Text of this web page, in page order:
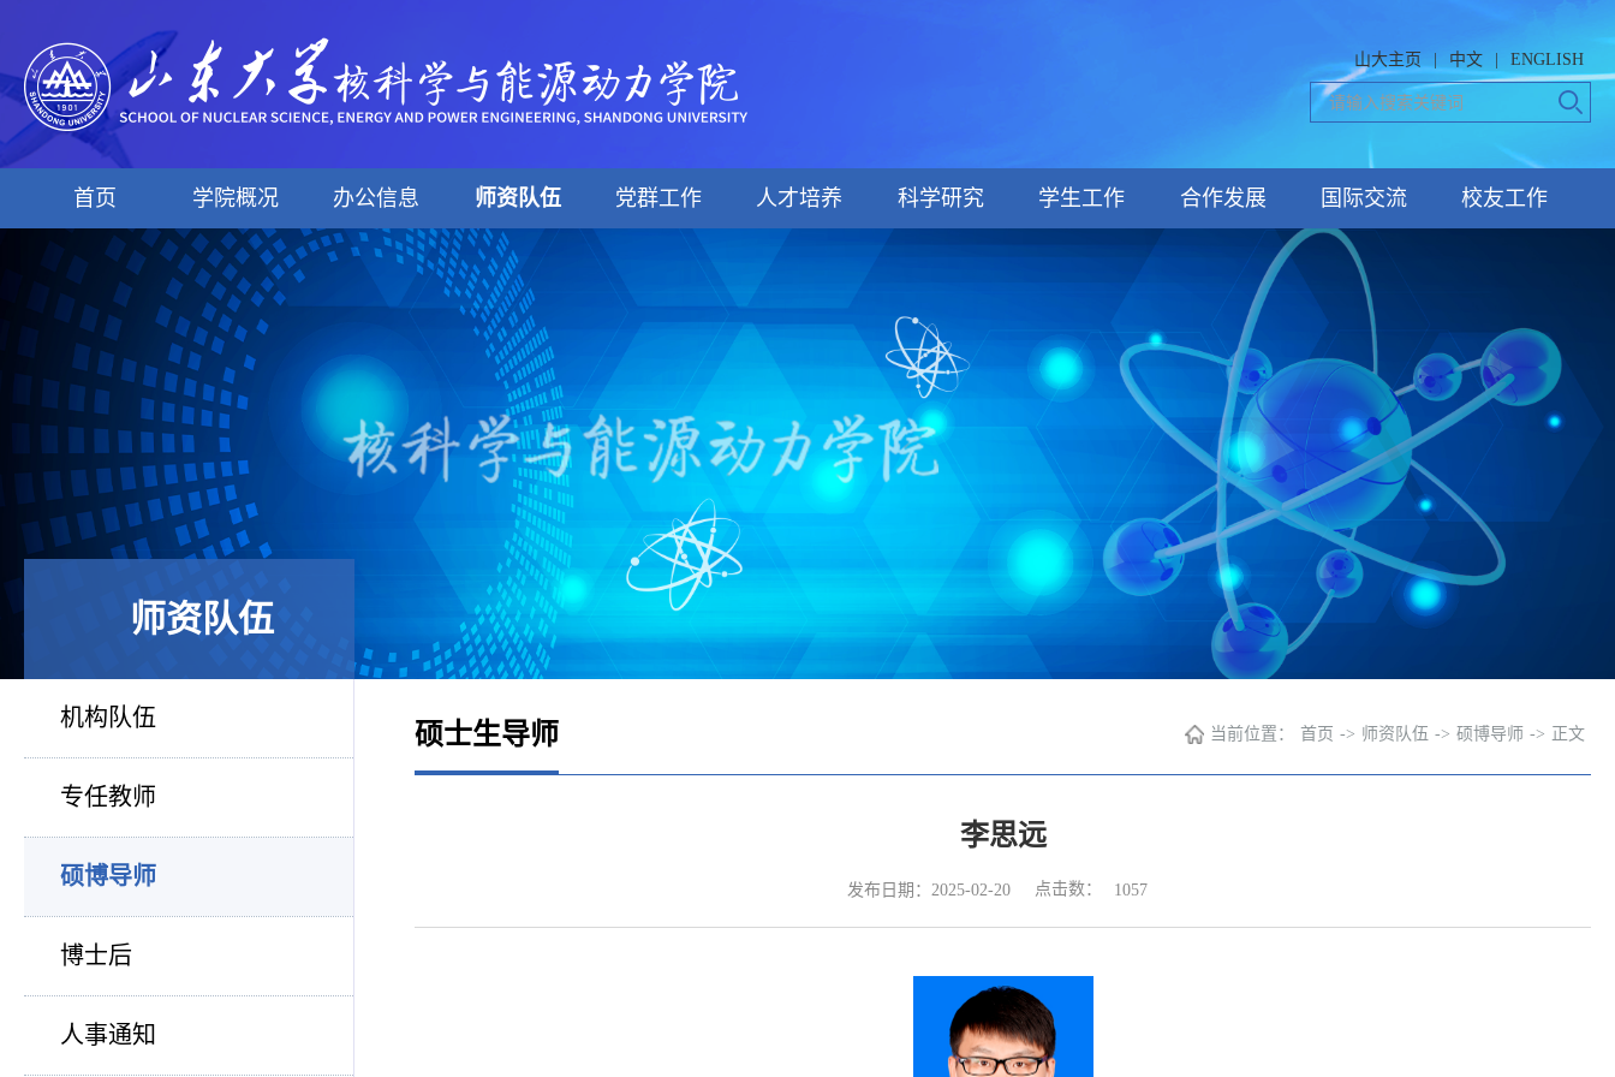
山大主页 中文 ENGLISH
首页 学院概况 办公信息 师资队伍 党群工作 人才培养 科学研究 学生工作 合作发展 国际交流 校友工作
师资队伍
机构队伍
专任教师
硕博导师
博士后
人事通知
硕士生导师 当前位置： 首页 -> 师资队伍 -> 硕博导师 -> 正文
李思远
发布日期：2025-02-20 点击数： 1057